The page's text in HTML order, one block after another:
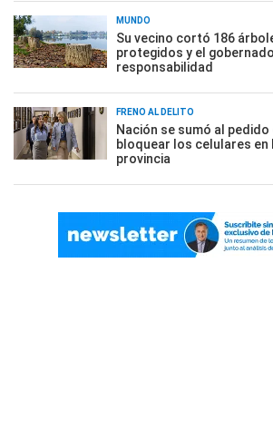
MUNDO
Su vecino cortó 186
protegidos y el
responsabilidad
FRENO AL DELITO
Nación se sumó al
bloquear los celulares en
provincia